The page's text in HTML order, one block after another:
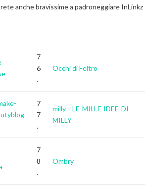
anche bravissime a padroneggiare InLinkz
7
6
.
Occhi di Feltro
7
7
.
milly - LE MILLE IDEE DI
MILLY
7
8
.
Ombry